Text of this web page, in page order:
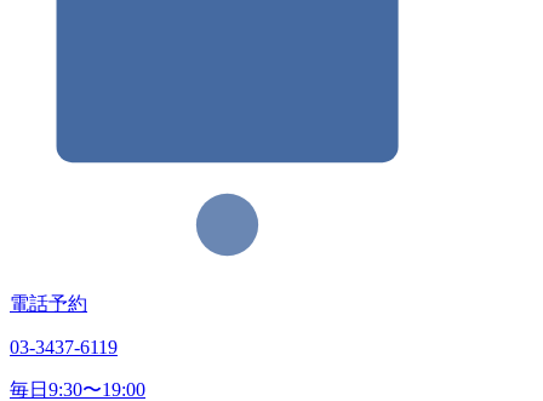
電話予約
03-3437-6119
毎日9:30〜19:00